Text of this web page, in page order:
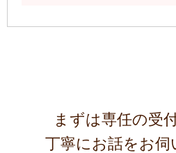
まずは専任の受
丁寧にお話をお伺